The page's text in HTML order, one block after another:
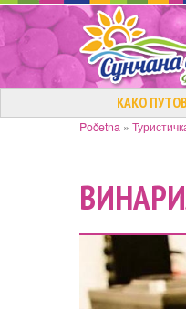
КАКО
Početna »